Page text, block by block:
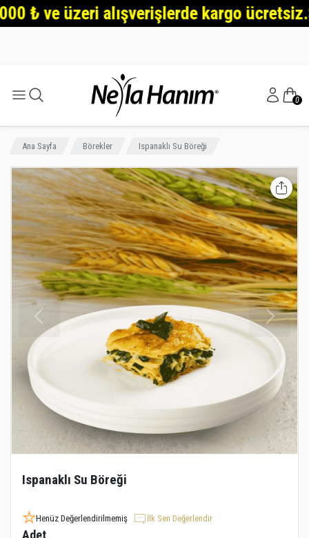
ve üzeri alışverişlerde kargo
0
Ana Sayfa Börekler Ispanaklı Su Böreği
Ispanaklı Su Böreği
Henüz Değerlendirilmemiş İlk Sen Değerlendir
Adet